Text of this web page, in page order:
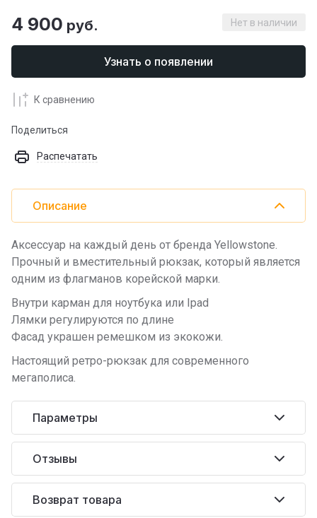
Нет в наличии
4 900 руб.
Узнать о появлении
К сравнению
Поделиться
Распечатать
Описание
Аксессуар на каждый день от бренда Yellowstone.
Прочный и вместительный рюкзак, который является
одним из флагманов корейской марки.
Внутри карман для ноутбука или Ipad
Лямки регулируются по длине
Фасад украшен ремешком из экокожи.
Настоящий ретро-рюкзак для современного
мегаполиса.
Параметры
Отзывы
Возврат товара